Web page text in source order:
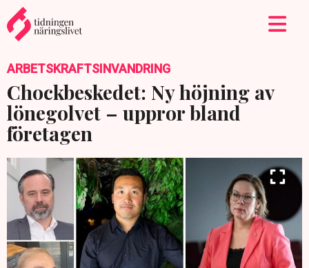
ARBETSKRAFTSINVANDRING
Chockbeskedet: Ny höjning av
lönegolvet – uppror bland
företagen